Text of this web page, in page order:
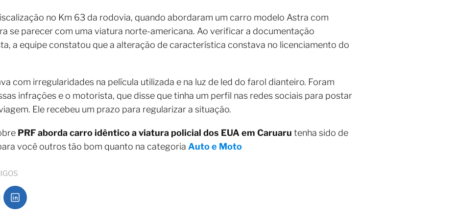
no Km 63 da rodovia, quando abordaram um carro modelo Astra com
se parecer com uma viatura norte-americana. Ao verificar a documentação
a equipe constatou que a alteração de característica constava no licenciamento do
com irregularidades na película utilizada e na luz de led do farol dianteiro. Foram
infrações e o motorista, que disse que tinha um perfil nas redes sociais para postar
Ele recebeu um prazo para regularizar a situação.
PRF aborda carro idêntico a viatura policial dos EUA em Caruaru tenha sido de
você outros tão bom quanto na categoria Auto e Moto